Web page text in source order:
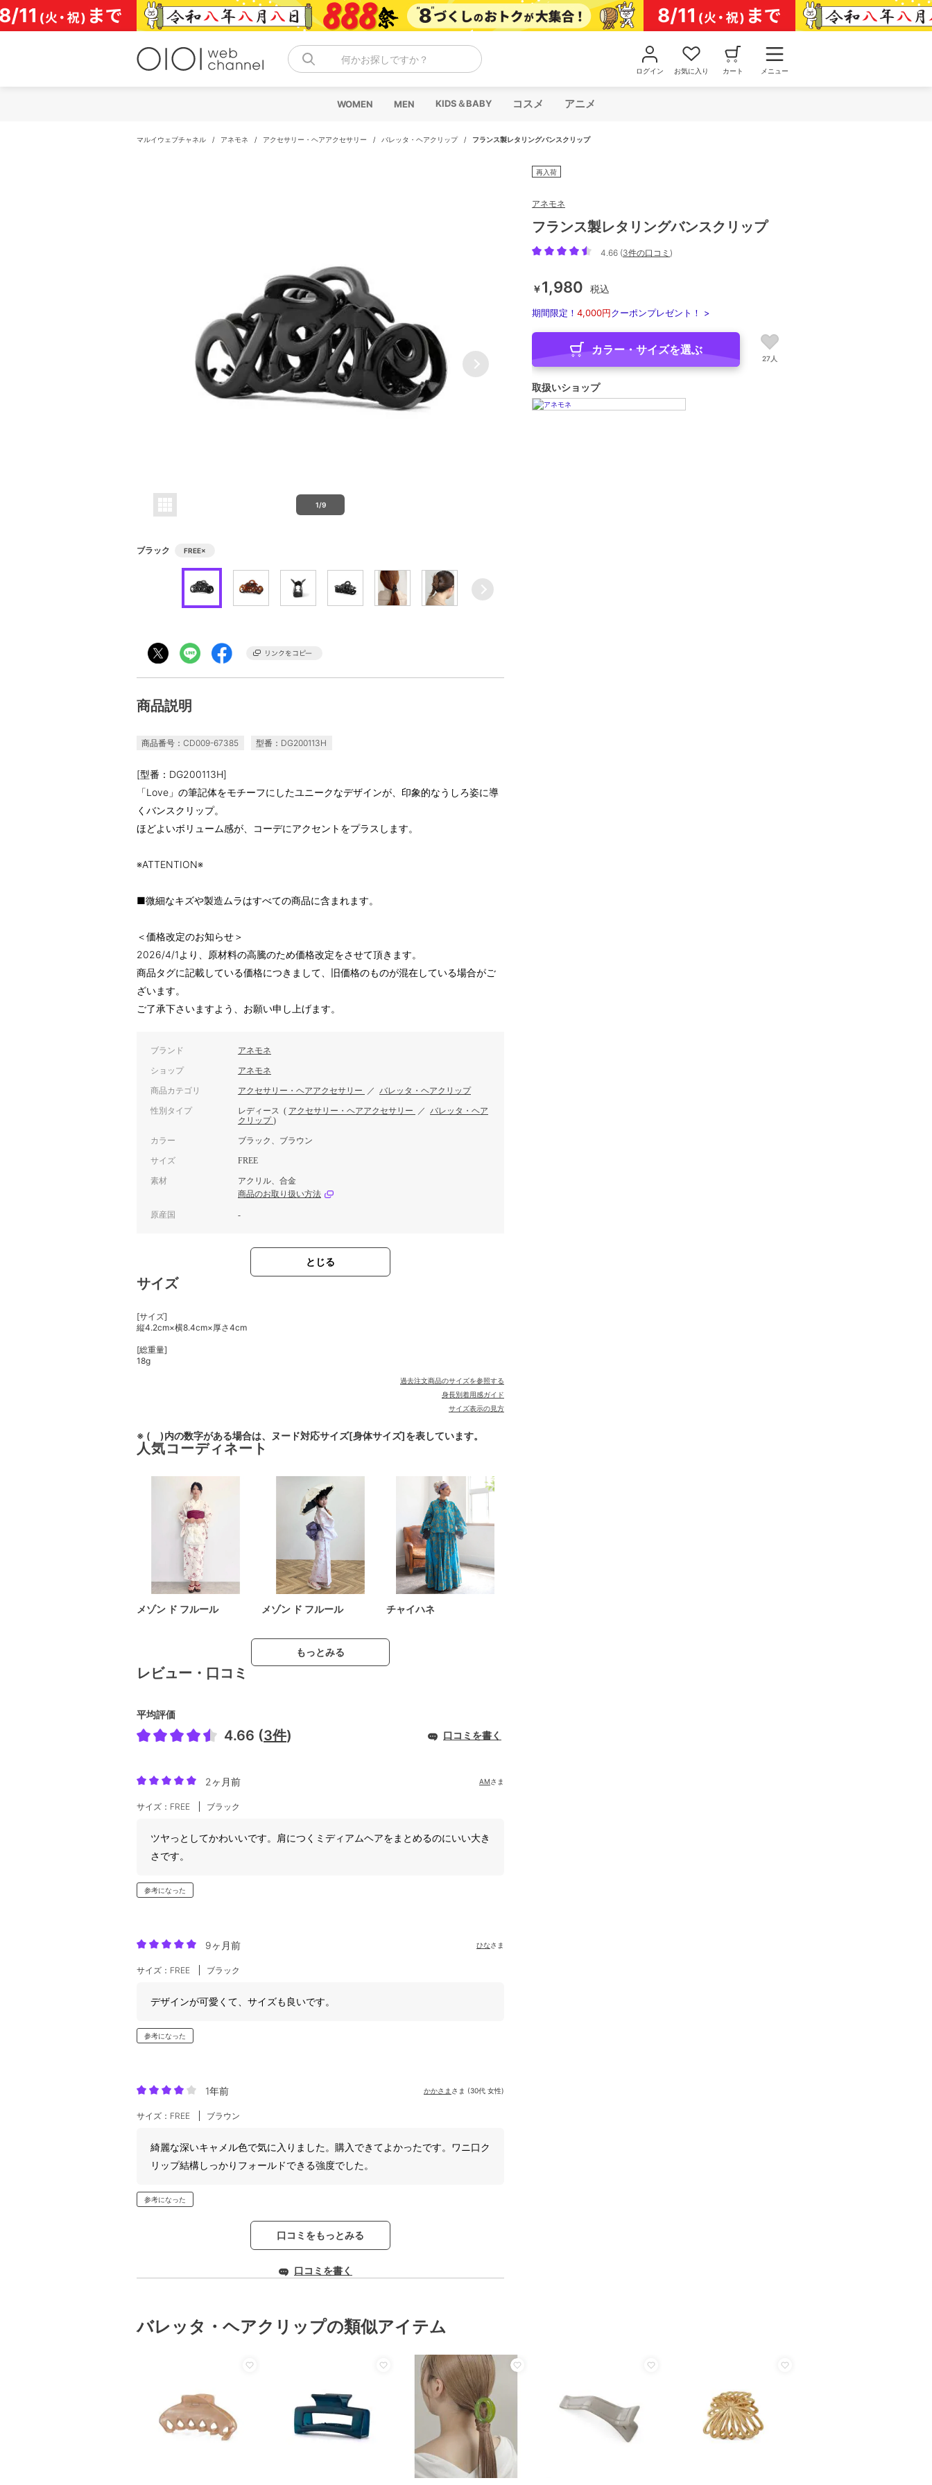
コ
ン
テ
何かお探しですか？
ログイン お気に入り カート メニュー
WOMEN MEN KIDS＆BABY コスメ アニメ
マルイウェブチャネル / アネモネ / アクセサリー・ヘアアクセサリー / バレッタ・ヘアクリップ / フランス製レタリングバンスクリップ
1/9
ブラック FREE×
商品説明
商品番号：CD009-67385 型番：DG200113H
[型番：DG200113H]
「Love」の筆記体をモチーフにしたユニークなデザインが、印象的なうしろ姿に導
くバンスクリップ。
ほどよいボリューム感が、コーデにアクセントをプラスします。
※ATTENTION※
■微細なキズや製造ムラはすべての商品に含まれます。
＜価格改定のお知らせ＞
2026/4/1より、原材料の高騰のため価格改定をさせて頂きます。
商品タグに記載している価格につきまして、旧価格のものが混在している場合がご
ざいます。
ご了承下さいますよう、お願い申し上げます。
ブランド アネモネ
ショップ アネモネ
商品カテゴリ アクセサリー・ヘアアクセサリー ／ バレッタ・ヘアクリップ
性別タイプ レディース ( アクセサリー・ヘアアクセサリー ／ バレッタ・ヘア
クリップ )
カラー ブラック、ブラウン
サイズ FREE
素材
アクリル、合金
商品のお取り扱い方法
原産国 -
とじる
サイズ
[サイズ]
縦4.2cm×横8.4cm×厚さ4cm
[総重量]
18g
過去注文商品のサイズを参照する
身長別着用感ガイド
サイズ表示の見方
※ ( )内の数字がある場合は、ヌード対応サイズ[身体サイズ]を表しています。
人気コーディネート
メゾン ド フルール メゾン ド フルール チャイハネ
もっとみる
レビュー・口コミ
平均評価
4.66 (3件) 口コミを書く
2ヶ月前 AMさま
サイズ：FREE ブラック
ツヤっとしてかわいいです。肩につくミディアムヘアをまとめるのにいい大き
さです。
参考になった
9ヶ月前 ひなさま
サイズ：FREE ブラック
デザインが可愛くて、サイズも良いです。
参考になった
1年前 かかさま さま (30代 女性)
サイズ：FREE ブラウン
綺麗な深いキャメル色で気に入りました。購入できてよかったです。ワニ口ク
リップ結構しっかりフォールドできる強度でした。
参考になった
口コミをもっとみる
口コミを書く
再入荷
アネモネ
フランス製レタリングバンスクリップ
4.66 (3件の口コミ )
￥1,980 税込
期間限定！ 4,000円クーポンプレゼント！ >
カラー・サイズを選ぶ
27人
取扱いショップ
バレッタ・ヘアクリップの類似アイテム